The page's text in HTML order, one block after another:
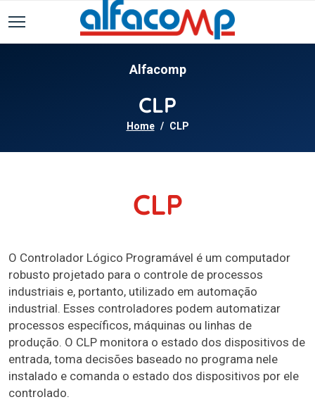
Alfacomp
CLP
Home CLP
CLP
O Controlador Lógico Programável é um computador
robusto projetado para o controle de processos
industriais e, portanto, utilizado em automação
industrial. Esses controladores podem automatizar
processos específicos, máquinas ou linhas de
produção. O CLP monitora o estado dos dispositivos de
entrada, toma decisões baseado no programa nele
instalado e comanda o estado dos dispositivos por ele
controlado.